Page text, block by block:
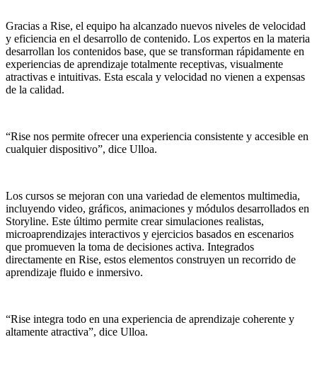
Gracias a Rise, el equipo ha alcanzado nuevos niveles de velocidad
y eficiencia en el desarrollo de contenido. Los expertos en la materia
desarrollan los contenidos base, que se transforman rápidamente en
experiencias de aprendizaje totalmente receptivas, visualmente
atractivas e intuitivas. Esta escala y velocidad no vienen a expensas
de la calidad.
“Rise nos permite ofrecer una experiencia consistente y accesible en
cualquier dispositivo”, dice Ulloa.
Los cursos se mejoran con una variedad de elementos multimedia,
incluyendo video, gráficos, animaciones y módulos desarrollados en
Storyline. Este último permite crear simulaciones realistas,
microaprendizajes interactivos y ejercicios basados en escenarios
que promueven la toma de decisiones activa. Integrados
directamente en Rise, estos elementos construyen un recorrido de
aprendizaje fluido e inmersivo.
“Rise integra todo en una experiencia de aprendizaje coherente y
altamente atractiva”, dice Ulloa.